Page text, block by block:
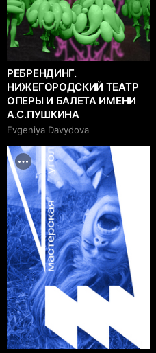
РЕБРЕНДИНГ.
НИЖЕГОРОДСКИЙ ТЕАТР
ОПЕРЫ И БАЛЕТА ИМЕНИ
А.С.ПУШКИНА
Evgeniya Davydova